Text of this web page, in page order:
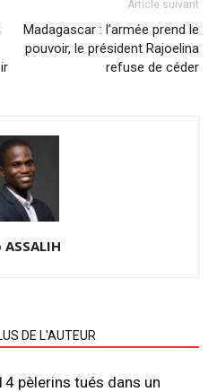
Article suivant
Madagascar : l’armée prend le
pouvoir, le président Rajoelina
refuse de céder
ASSALIH
DE L'AUTEUR
pèlerins tués dans un